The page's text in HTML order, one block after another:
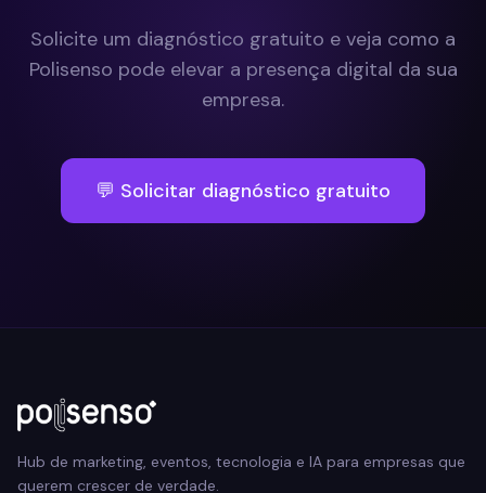
Solicite um diagnóstico gratuito e veja como a
Polisenso pode elevar a presença digital da sua
empresa.
💬 Solicitar diagnóstico gratuito
Hub de marketing, eventos, tecnologia e IA para empresas que
querem crescer de verdade.